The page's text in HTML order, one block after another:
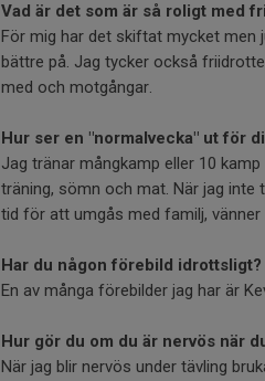
Vad är det som är så roligt med
För mig har det skiftat mycket men
bättre på. Jag tycker också
med och motgångar.
Hur ser en "normalvecka" ut för
Jag tränar mångkamp eller 10
träning, sömn och mat. När jag inte
tid för att umgås med familj,
Har du någon förebild idrottsligt?
En av många förebilder jag har är
Hur gör du om du är nervös när
När jag blir nervös under tävling